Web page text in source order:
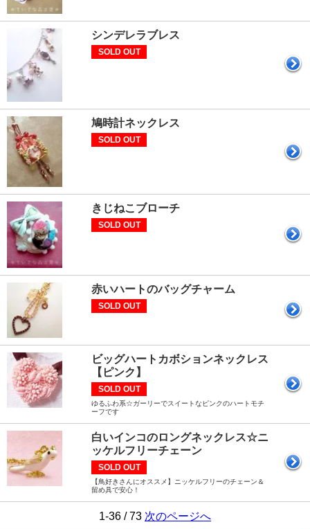
シンデレラブレス
SOLD OUT
鳩時計ネックレス
SOLD OUT
きじねこブローチ
SOLD OUT
赤いハートのバッグチャーム
SOLD OUT
ビッグハートカボションネックレス
【ピンク】
SOLD OUT
ゆるふわ系☆ガーリーでスイートなピンクのハートモチ
ーフです
白いインコのロングネックレス☆ニ
ッケルフリーチェーン
SOLD OUT
【鳥好きさんにオススメ】ニッケルフリーのチェーン＆
留め具で安心！
1-36 / 73 次のページへ